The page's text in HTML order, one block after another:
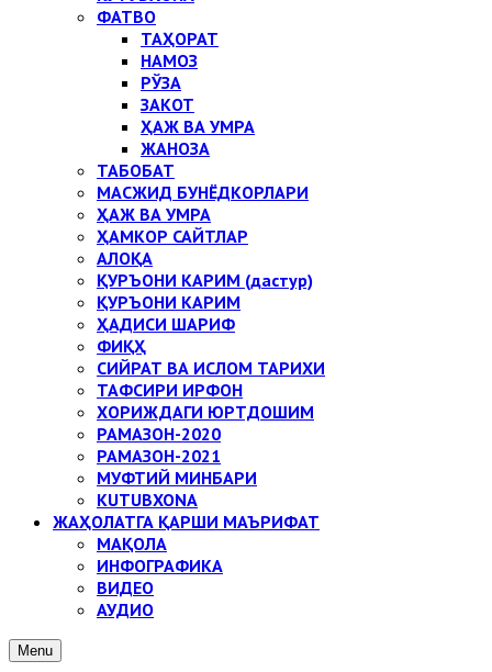
ФАТВО
ТАҲОРАТ
НАМОЗ
РЎЗА
ЗАКОТ
ҲАЖ ВА УМРА
ЖАНОЗА
ТАБОБАТ
МАСЖИД БУНЁДКОРЛАРИ
ҲАЖ ВА УМРА
ҲАМКОР САЙТЛАР
АЛОҚА
ҚУРЪОНИ КАРИМ (дастур)
ҚУРЪОНИ КАРИМ
ҲАДИСИ ШАРИФ
ФИҚҲ
СИЙРАТ ВА ИСЛОМ ТАРИХИ
ТАФСИРИ ИРФОН
ХОРИЖДАГИ ЮРТДОШИМ
РАМАЗОН-2020
РАМАЗОН-2021
МУФТИЙ МИНБАРИ
KUTUBXONA
ЖАҲОЛАТГА ҚАРШИ МАЪРИФАТ
МАҚОЛА
ИНФОГРАФИКА
ВИДЕО
АУДИО
Menu